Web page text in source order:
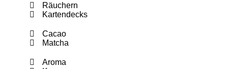
Räuchern
Kartendecks
Cacao
Matcha
Aroma